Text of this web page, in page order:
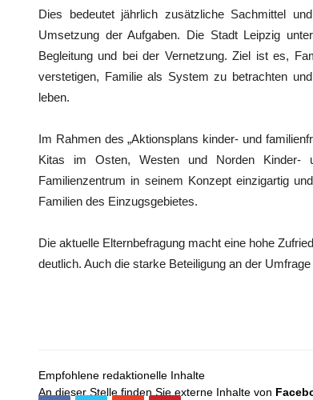
Dies bedeutet jährlich zusätzliche Sachmittel
Umsetzung der Aufgaben. Die Stadt Leipzig
Begleitung und bei der Vernetzung. Ziel ist es,
verstetigen, Familie als System zu betrachten
leben.
Im Rahmen des „Aktionsplans kinder- und
Kitas im Osten, Westen und Norden Kinder-
Familienzentrum in seinem Konzept einzigartig
Familien des Einzugsgebietes.
Die aktuelle Elternbefragung macht eine hohe
deutlich. Auch die starke Beteiligung an der
Empfohlene redaktionelle Inhalte
An dieser Stelle finden Sie externe Inhalte von